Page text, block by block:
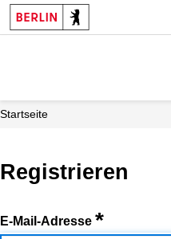
Startseite
Registrieren
E-Mail-Adresse *